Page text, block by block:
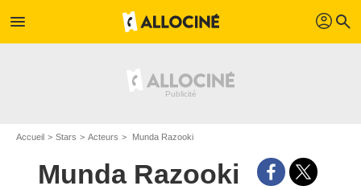
menu profil search
Accueil Stars Acteurs Munda Razooki
Munda Razooki